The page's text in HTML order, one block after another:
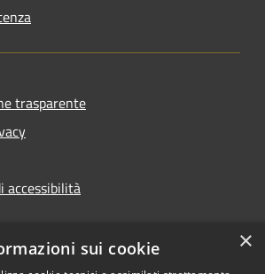
trasparente
accessibilità
×
sui cookie